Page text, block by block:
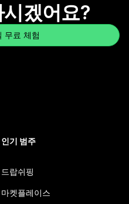
겠어요?
무료 체험
인기 범주
드랍쉬핑
마켓플레이스